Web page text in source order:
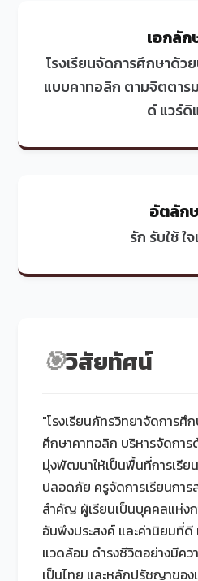
เอกลั
โรงเรียนจัดการศึกษาด้ว
แบบคาทอลิก ตามจิตตา
ด์ แวร์ดิ
อัตลัก
รัก รับใช้ ใ
🎯วิสัยทัศน์
"โรงเรียนภัทรวิทยาจัดการ
ศึกษาคาทอลิก บริหารจัดกา
มุ่งพัฒนาให้เป็นพื้นที่การเรีย
ปลอดภัย ครูจัดการเรียนการ
สำคัญ ผู้เรียนเป็นบุคคลแห่ง
อันพึงประสงค์ และค่านิยมที่
แวดล้อม ดำรงชีวิตอย่างมีค
เป็นไทย และหลักปรัชญาขอ